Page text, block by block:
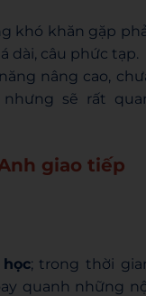
khó khăn gặp
dài, câu phức tạp.
nâng cao,
sẽ rất
giao tiếp
; trong thời
quanh những